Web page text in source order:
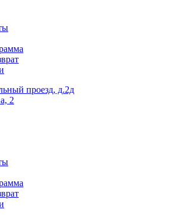
проезд, д.2д
2